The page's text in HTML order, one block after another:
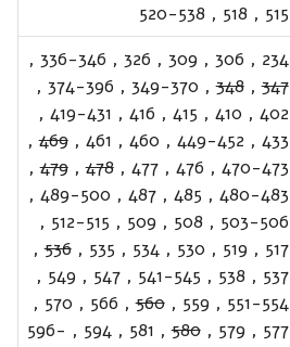
515
,
518
,
520-538
234
,
306
,
309
,
326
,
336-346
,
347
,
348
,
349-370
,
374-396
,
402
,
410
,
415
,
416
,
419-431
,
433
,
449-452
,
460
,
461
,
469
,
470-473
,
476
,
477
,
478
,
479
,
480-483
,
485
,
487
,
489-500
,
503-506
,
508
,
509
,
512-515
,
517
,
519
,
530
,
534
,
535
,
536
,
537
,
538
,
541-545
,
547
,
549
,
551-554
,
559
,
560
,
566
,
570
,
577
,
579
,
580
,
581
,
594
,
596-